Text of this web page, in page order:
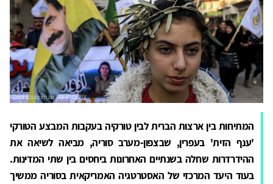
המתיחות בין ארצות הברית לבין טורקיה בעקבות המבצע הטורקי
'ענף הזית' בעפרין, שבצפון-מערב סוריה, מביאה לשיאה את
ההידרדרות שחלה בשנתיים האחרונות ביחסים בין שתי המדינות.
בעוד היעד המרכזי של האסטרטגיה האמריקאית בסוריה ממשיך